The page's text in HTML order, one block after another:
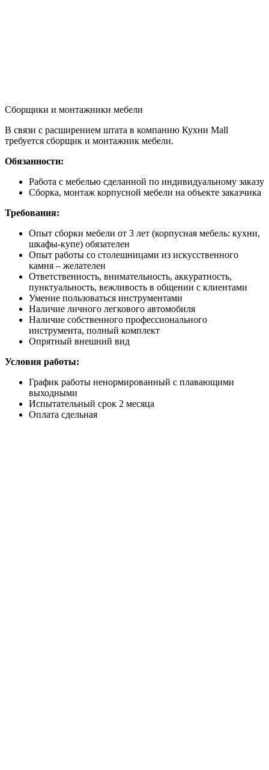
Сборщики и монтажники мебели
В связи с расширением штата в компанию Кухни Mall
требуется сборщик и монтажник мебели.
Обязанности:
Работа с мебелью сделанной по индивидуальному заказу
Сборка, монтаж корпусной мебели на объекте заказчика
Требования:
Опыт сборки мебели от 3 лет (корпусная мебель: кухни,
шкафы-купе) обязателен
Опыт работы со столешницами из искусственного
камня – желателен
Ответственность, внимательность, аккуратность,
пунктуальность, вежливость в общении с клиентами
Умение пользоваться инструментами
Наличие личного легкового автомобиля
Наличие собственного профессионального
инструмента, полный комплект
Опрятный внешний вид
Условия работы:
График работы ненормированный с плавающими
выходными
Испытательный срок 2 месяца
Оплата сдельная